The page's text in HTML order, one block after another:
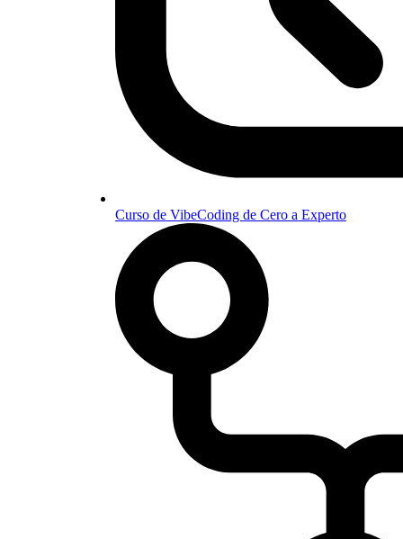
Curso de VibeCoding de Cero a Experto